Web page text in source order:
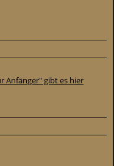
Anfänger" gibt es hier